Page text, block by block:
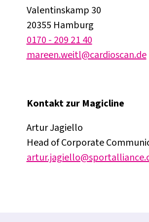
Valentinskamp 30
20355 Hamburg
0170 - 209 21 40
mareen.weitl@cardioscan.de
Kontakt zur Magicline
Artur Jagiello
Head of Corporate